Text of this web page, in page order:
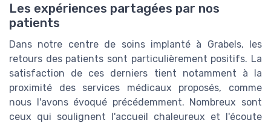
Les expériences partagées par nos
patients
Dans notre centre de soins implanté à Grabels, les
retours des patients sont particulièrement positifs. La
satisfaction de ces derniers tient notamment à la
proximité des services médicaux proposés, comme
nous l'avons évoqué précédemment. Nombreux sont
ceux qui soulignent l'accueil chaleureux et l'écoute